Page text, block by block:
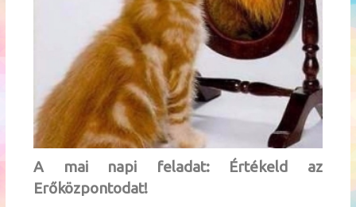
A mai napi feladat: Értékeld az
Erőközpontodat!